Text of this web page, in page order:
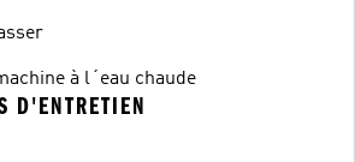
à l´eau chaude
D'ENTRETIEN